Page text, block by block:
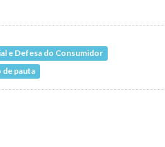
e Defesa do Consumidor
de pauta